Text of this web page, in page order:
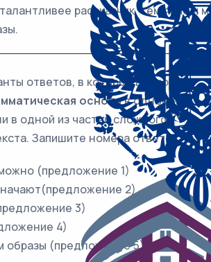
рассказчик, тем ярче и
ответов, в которых верно
основав одном из
в одной из частей сложного
Запишите номера ответов.
(предложение 1)
2)
3)
4)
образы (предложение 5)